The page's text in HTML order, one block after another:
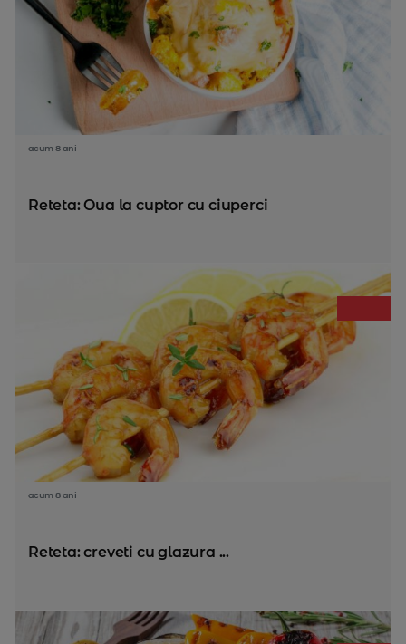
acum 8 ani
Reteta: Oua la cuptor cu ciuperci
acum 8 ani
Reteta: creveti cu glazura ...